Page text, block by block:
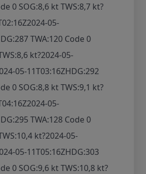
0 SOG:8,6 kt TWS:8,7 kt?
2024-05-
TWA:120 Code 0
kt?2024-05-
05-11T03:16ZHDG:292
0 SOG:8,8 kt TWS:9,1 kt?
2024-05-
TWA:128 Code 0
kt?2024-05-
05-11T05:16ZHDG:303
0 SOG:9,6 kt TWS:10,8 kt?